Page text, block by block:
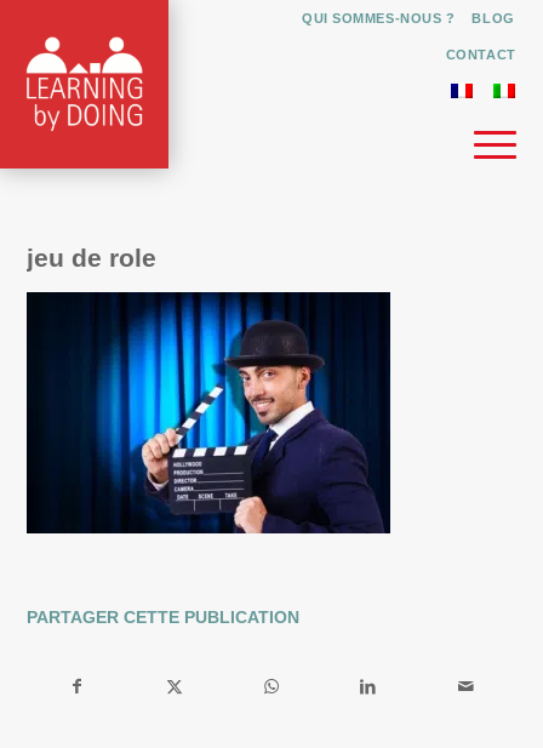
QUI SOMMES-NOUS ? BLOG
CONTACT
jeu de role
PARTAGER CETTE PUBLICATION